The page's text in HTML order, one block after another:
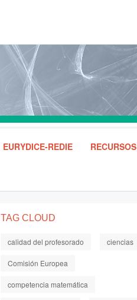
EURYDICE-REDIE
RECURSOS
TAG CLOUD
calidad del profesorado ciencias
Comisión Europea
competencia matemática